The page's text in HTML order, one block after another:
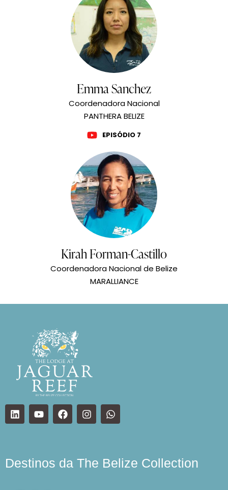
Emma Sanchez
Coordenadora Nacional
PANTHERA BELIZE
EPISÓDIO 7
Kirah Forman-Castillo
Coordenadora Nacional de Belize
MARALLIANCE
Destinos da The Belize Collection